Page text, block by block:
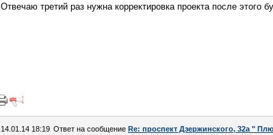
Отвечаю третий раз нужна корректировка проекта после этого
14.01.14 18:19 Ответ на сообщение Re: проспект Дзержинского, 32а "